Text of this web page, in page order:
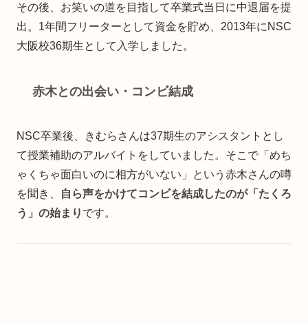
その後、お笑いの道を目指して卒業式当日に中退届を提
出。1年間フリーターとして資金を貯め、2013年にNSC
大阪校36期生として入学しました。
赤木との出会い・コンビ結成
NSC卒業後、きむらさんは37期生のアシスタントとし
て授業補助のアルバイトをしていました。そこで「めち
ゃくちゃ面白いのに相方がいない」という赤木さんの噂
を聞き、
自ら声をかけてコンビを結成したのが「たくろ
う」の始まり です。